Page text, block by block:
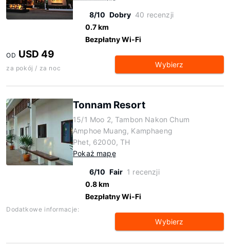
8/10 Dobry 40 recenzji
0.7 km
Bezpłatny Wi-Fi
OD USD 49
za pokój / za noc Wybierz
Tonnam Resort
15/1 Moo 2, Tambon Nakon Chum
Amphoe Muang, Kamphaeng
Phet, 62000, TH
Pokaż mapę
6/10 Fair 1 recenzji
0.8 km
Bezpłatny Wi-Fi
Dodatkowe informacje:
Wybierz